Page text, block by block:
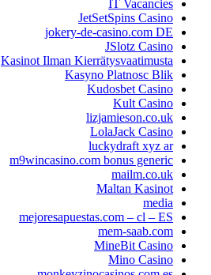
IT Vacancies
JetSetSpins Casino
jokery-de-casino.com DE
JSlotz Casino
Kasinot Ilman Kierrätysvaatimusta
Kasyno Platnosc Blik
Kudosbet Casino
Kult Casino
lizjamieson.co.uk
LolaJack Casino
luckydraft xyz ar
m9wincasino.com bonus generic
mailm.co.uk
Maltan Kasinot
media
mejoresapuestas.com – cl – ES
mem-saab.com
MineBit Casino
Mino Casino